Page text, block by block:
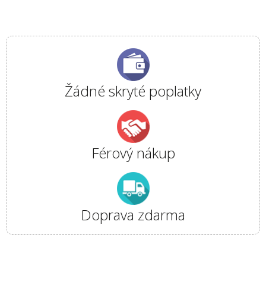
Žádné skryté poplatky
Férový nákup
Doprava zdarma